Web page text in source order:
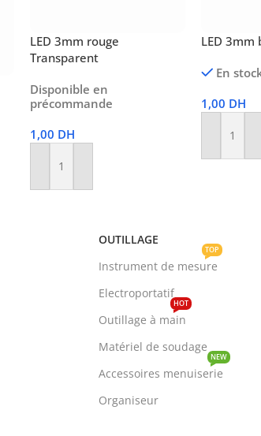
LED 3mm rouge
Transparent
Disponible en
précommande
1,00 DH
Ajouter Au Panier
LED 3mm
En
1,00 DH
Ajouter
OUTILLAGE
Instrument de mesure
TOP
Electroportatif
Outillage à main
HOT
Matériel de soudage
Accessoires menuiserie
NEW
Organiseur